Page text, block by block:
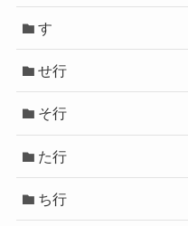
す
せ行
そ行
た行
ち行